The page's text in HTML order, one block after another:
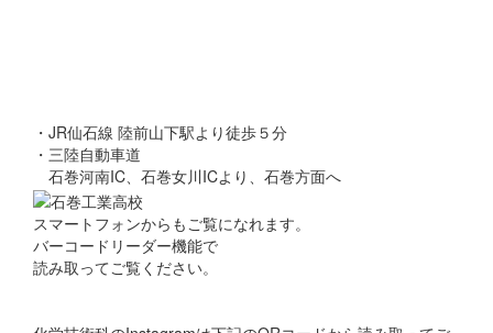
・JR仙石線 陸前山下駅より徒歩５分
・三陸自動車道
石巻河南IC、石巻女川ICより、石巻方面へ
スマートフォンからもご覧になれます。
バーコードリーダー機能で
読み取ってご覧ください。